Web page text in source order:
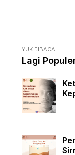
YUK DIBACA
Lagi